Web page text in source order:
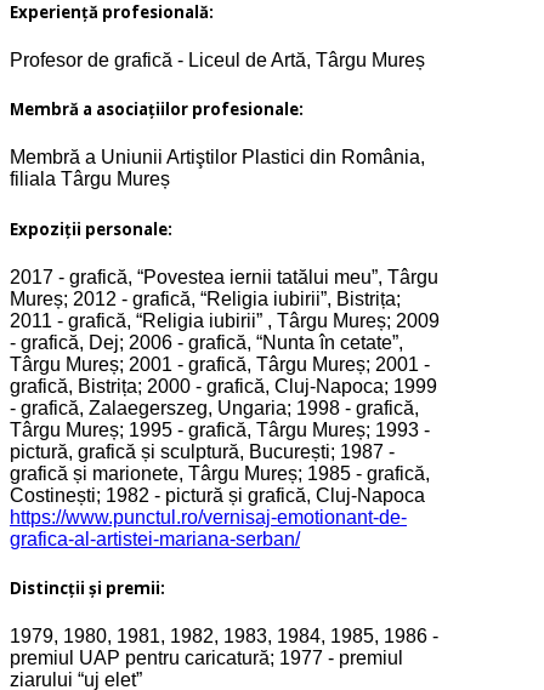
Experiență profesională:
Profesor de grafică - Liceul de Artă, Târgu Mureș
Membră a asociațiilor profesionale:
Membră a Uniunii Artiştilor Plastici din România,
filiala Târgu Mureș
Expoziții personale:
2017 - grafică, “Povestea iernii tatălui meu”, Târgu
Mureș; 2012 - grafică, “Religia iubirii”, Bistrița;
2011 - grafică, “Religia iubirii” , Târgu Mureș; 2009
- grafică, Dej; 2006 - grafică, “Nunta în cetate”,
Târgu Mureș; 2001 - grafică, Târgu Mureș; 2001 -
grafică, Bistrița; 2000 - grafică, Cluj-Napoca; 1999
- grafică, Zalaegerszeg, Ungaria; 1998 - grafică,
Târgu Mureș; 1995 - grafică, Târgu Mureș; 1993 -
pictură, grafică și sculptură, București; 1987 -
grafică și marionete, Târgu Mureș; 1985 - grafică,
Costinești; 1982 - pictură și grafică, Cluj-Napoca
https://www.punctul.ro/vernisaj-emotionant-de-
grafica-al-artistei-mariana-serban/
Distincții și premii:
1979, 1980, 1981, 1982, 1983, 1984, 1985, 1986 -
premiul UAP pentru caricatură; 1977 - premiul
ziarului “uj elet”